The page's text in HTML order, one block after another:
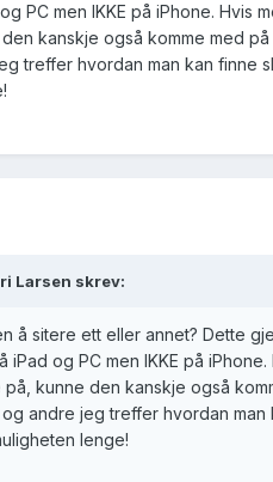
PC men IKKE på iPhone. Hvis
kanskje også komme med
treffer hvordan man kan finne
Larsen skrev:
å sitere ett eller annet? Dette
iPad og PC men IKKE på
kunne den kanskje også
andre jeg treffer hvordan man
lenge!